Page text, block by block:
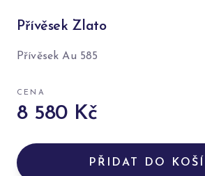
Přívěsek Zlato
Přívěsek Au 585
CENA
8 580 Kč
PŘIDAT DO